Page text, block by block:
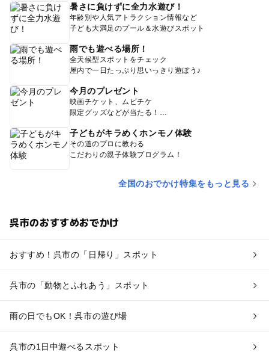
暑さに負けずに全力水遊び！
年齢別や人気アトラクション情報など
子ども大満足のプール＆水遊びスポット
雨でも遊べる場所！
全天候型スポットをチェック
屋内で一日たっぷり思いっきり遊ぼう♪
今月のプレゼント
映画チケット、ムビチケ
限定グッズなどが当たる！
子どもがキラめくホンモノ体験
その道のプロに教わる
こだわりの親子体験プログラム！
全国のおでかけ特集をもっと見る
呉市のおすすめおでかけ
おすすめ！呉市の「日帰り」スポット
呉市の「動物とふれあう」スポット
雨の日でもOK！呉市の遊び場
呉市の1日中遊べるスポット